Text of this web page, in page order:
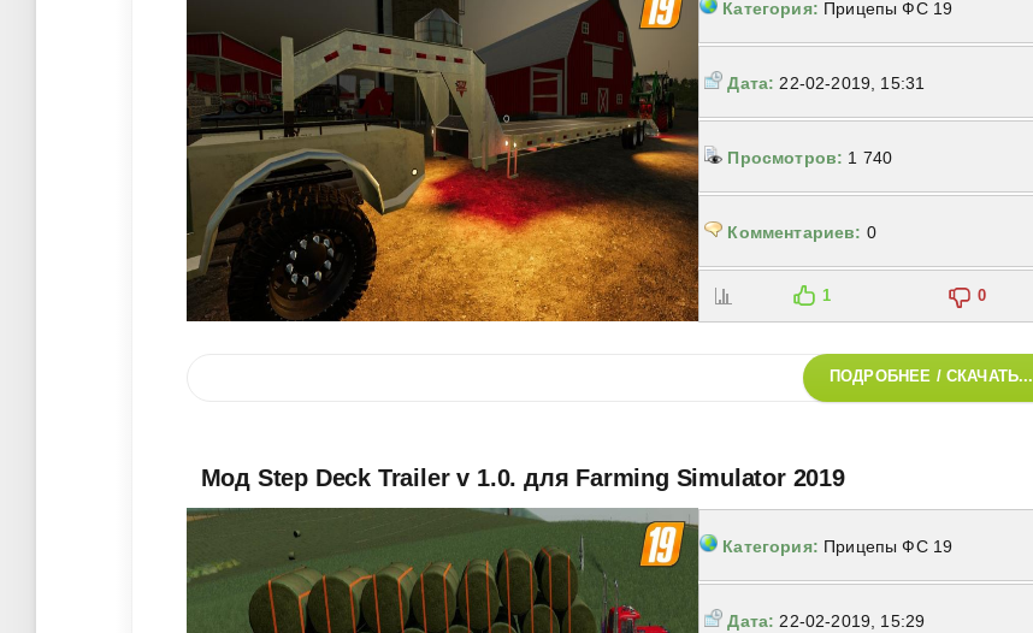
Категория: Прицепы ФС 19
Дата: 22-02-2019, 15:31
Просмотров: 1 740
Комментариев: 0
1 0
ПОДРОБНЕЕ / СКАЧАТЬ...
Мод Step Deck Trailer v 1.0. для Farming Simulator 2019
Категория: Прицепы ФС 19
Дата: 22-02-2019, 15:29